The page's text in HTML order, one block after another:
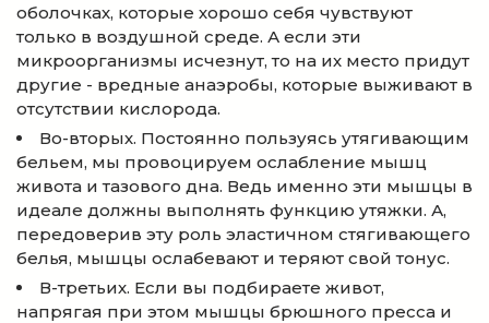
оболочках, которые хорошо себя чувствуют
только в воздушной среде. А если эти
микроорганизмы исчезнут, то на их место придут
другие - вредные анаэробы, которые выживают в
отсутствии кислорода.
Во-вторых. Постоянно пользуясь утягивающим
бельем, мы провоцируем ослабление мышц
живота и тазового дна. Ведь именно эти мышцы в
идеале должны выполнять функцию утяжки. А,
передоверив эту роль эластичном стягивающего
белья, мышцы ослабевают и теряют свой тонус.
В-третьих. Если вы подбираете живот,
напрягая при этом мышцы брюшного пресса и